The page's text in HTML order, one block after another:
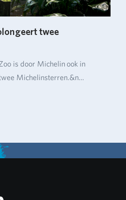
twee
is door Michelin ook in
Michelinsterren.&n…